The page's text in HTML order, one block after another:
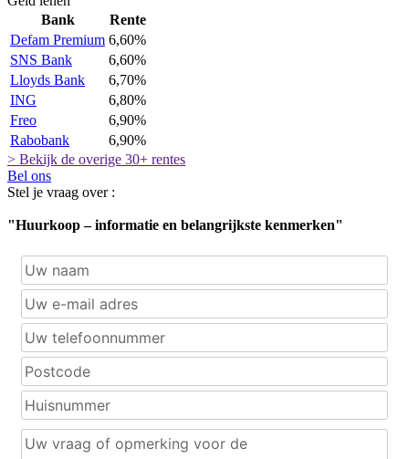
Bank
Rente
Defam Premium 6,60%
SNS Bank
6,60%
Lloyds Bank
6,70%
ING
6,80%
Freo
6,90%
Rabobank
6,90%
> Bekijk de overige 30+ rentes
Bel ons
Stel je vraag over :
"Huurkoop – informatie en belangrijkste kenmerken"